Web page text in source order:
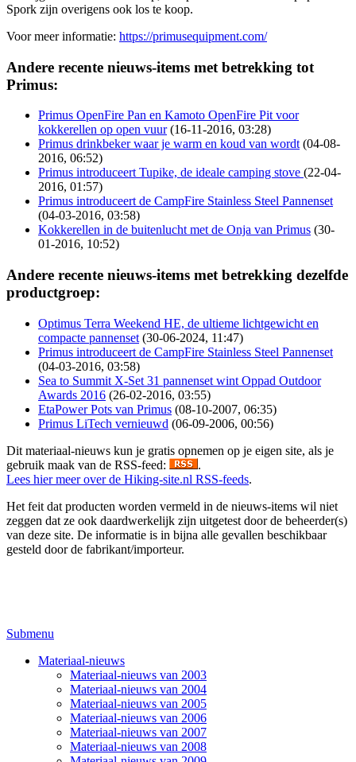
Spork zijn overigens ook los te koop.
Voor meer informatie: https://primusequipment.com/
Andere recente nieuws-items met betrekking tot
Primus:
Primus OpenFire Pan en Kamoto OpenFire Pit voor
kokkerellen op open vuur (16-11-2016, 03:28)
Primus drinkbeker waar je warm en koud van wordt (04-08-
2016, 06:52)
Primus introduceert Tupike, de ideale camping stove (22-04-
2016, 01:57)
Primus introduceert de CampFire Stainless Steel Pannenset
(04-03-2016, 03:58)
Kokkerellen in de buitenlucht met de Onja van Primus (30-
01-2016, 10:52)
Andere recente nieuws-items met betrekking dezelfde
productgroep:
Optimus Terra Weekend HE, de ultieme lichtgewicht en
compacte pannenset (30-06-2024, 11:47)
Primus introduceert de CampFire Stainless Steel Pannenset
(04-03-2016, 03:58)
Sea to Summit X-Set 31 pannenset wint Oppad Outdoor
Awards 2016 (26-02-2016, 03:55)
EtaPower Pots van Primus (08-10-2007, 06:35)
Primus LiTech vernieuwd (06-09-2006, 00:56)
Dit materiaal-nieuws kun je gratis opnemen op je eigen site, als je
gebruik maak van de RSS-feed:
.
Lees hier meer over de Hiking-site.nl RSS-feeds.
Het feit dat producten worden vermeld in de nieuws-items wil niet
zeggen dat ze ook daardwerkelijk zijn uitgetest door de beheerder(s)
van deze site. De informatie is in bijna alle gevallen beschikbaar
gesteld door de fabrikant/importeur.
Submenu
Materiaal-nieuws
Materiaal-nieuws van 2003
Materiaal-nieuws van 2004
Materiaal-nieuws van 2005
Materiaal-nieuws van 2006
Materiaal-nieuws van 2007
Materiaal-nieuws van 2008